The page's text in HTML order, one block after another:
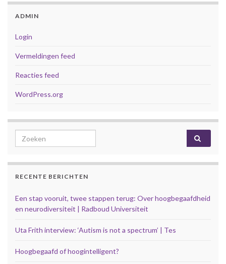
ADMIN
Login
Vermeldingen feed
Reacties feed
WordPress.org
Search for:
RECENTE BERICHTEN
Een stap vooruit, twee stappen terug: Over hoogbegaafdheid
en neurodiversiteit | Radboud Universiteit
Uta Frith interview: ‘Autism is not a spectrum’ | Tes
Hoogbegaafd of hoogintelligent?